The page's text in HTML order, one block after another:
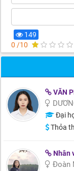
149
0 /10
VĂN
Đại
Thỏa
Nhân
Đoàn